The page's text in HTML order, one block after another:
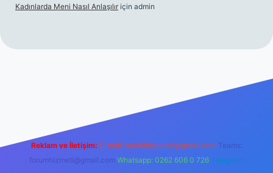
Kadınlarda Meni Nasıl Anlaşılır için admin
ilbet.casino
Reklam ve İletişim: E-mail: backlinkpaneli@gmail.com Teams:
forumhizmeti@gmail.com Whatsapp: 0262 606 0 726 Telegram: